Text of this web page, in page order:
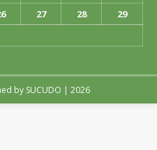
27 28
29
by SUCUDO | 2026